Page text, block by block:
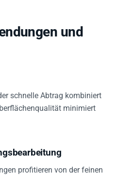
und
schnelle Abtrag kombiniert
minimiert
profitieren von der feinen